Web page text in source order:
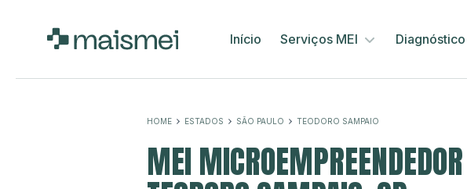
Início Serviços MEI Diagnóstico
HOME ESTADOS SÃO PAULO TEODORO SAMPAIO
MEI